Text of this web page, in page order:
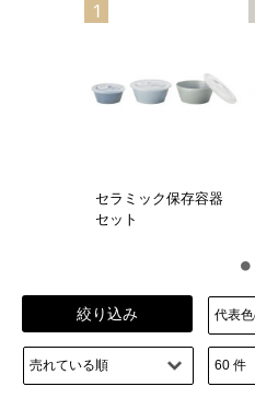
1
セラミック保存容器
セット
絞り込み